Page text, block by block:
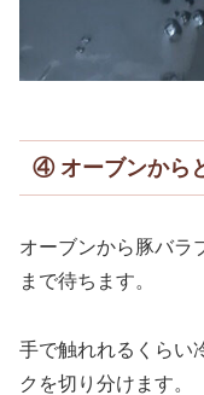
④ オーブンから
オーブンから豚バラ
まで待ちます。
手で触れれるくらい
クを切り分けます。